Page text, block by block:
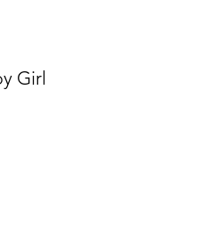
Girl